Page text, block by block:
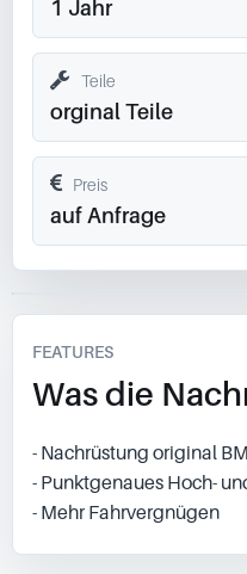
1 Jahr
Teile
orginal Teile
Preis
auf Anfrage
FEATURES
Was die
- Nachrüstung original
- Punktgenaues Hoch-
- Mehr Fahrvergnügen